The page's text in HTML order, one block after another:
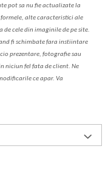
pot sa nu fie actualizate la
alte caracteristici ale
de cele din imaginile de pe site.
nd fi schimbate fara instiintare
prezentare, fotografie sau
niciun fel fata de client. Ne
arile ce apar. Va